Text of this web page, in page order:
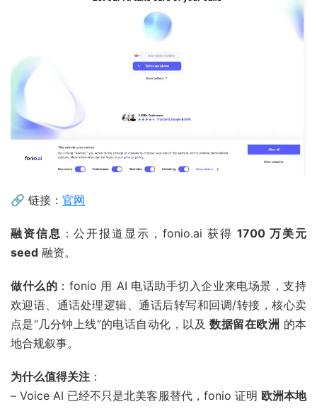
🔗 链接： 官网
融资信息 ：公开报道显示，fonio.ai 获得1700 万美元
seed 融资。
做什么的 ：fonio 用 AI 电话助手切入企业来电场景，支持
欢迎语、通话处理逻辑、通话后转写和回调/转接，核心卖
点是“几分钟上线”的电话自动化，以及数据留在欧洲 的本
地合规叙事。
为什么值得关注 ：
– Voice AI 已经不只是北美客服替代，fonio 证明 欧洲本地